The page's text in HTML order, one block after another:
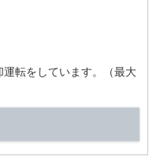
運転をしています。（最大